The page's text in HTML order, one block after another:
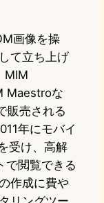
画像を操
て立ち上げ
MIM
Maestroな
販売される
年にモバイ
受け、高解
で閲覧できる
作成に費や